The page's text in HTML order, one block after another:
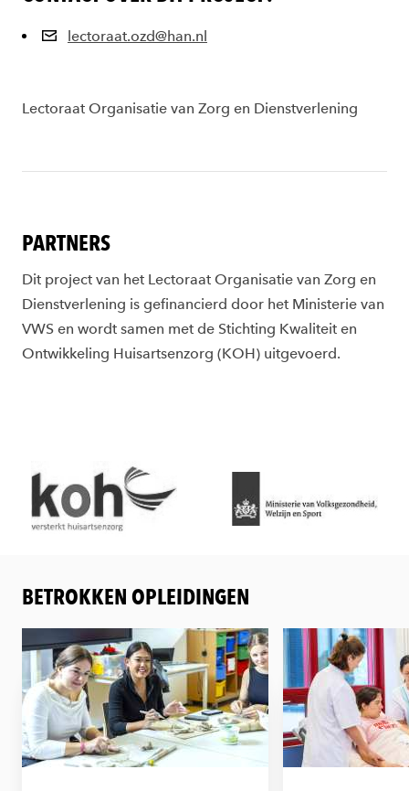
lectoraat.ozd@han.nl
Lectoraat Organisatie van Zorg en Dienstverlening
PARTNERS
Dit project van het Lectoraat Organisatie van Zorg en
Dienstverlening is gefinancierd door het Ministerie van
VWS en wordt samen met de Stichting Kwaliteit en
Ontwikkeling Huisartsenzorg (KOH) uitgevoerd.
BETROKKEN OPLEIDINGEN